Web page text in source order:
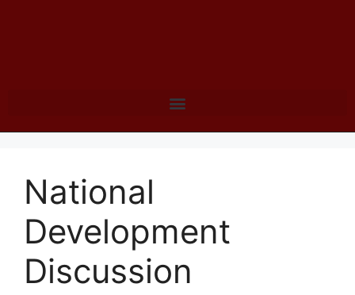
National
Development
Discussion